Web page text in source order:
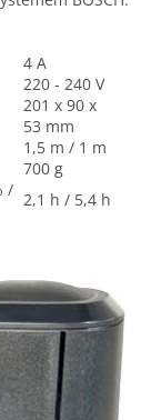
4 A
220 - 240 V
201 x 90 x
53 mm
1,5 m / 1 m
700 g
/ 2,1 h / 5,4 h